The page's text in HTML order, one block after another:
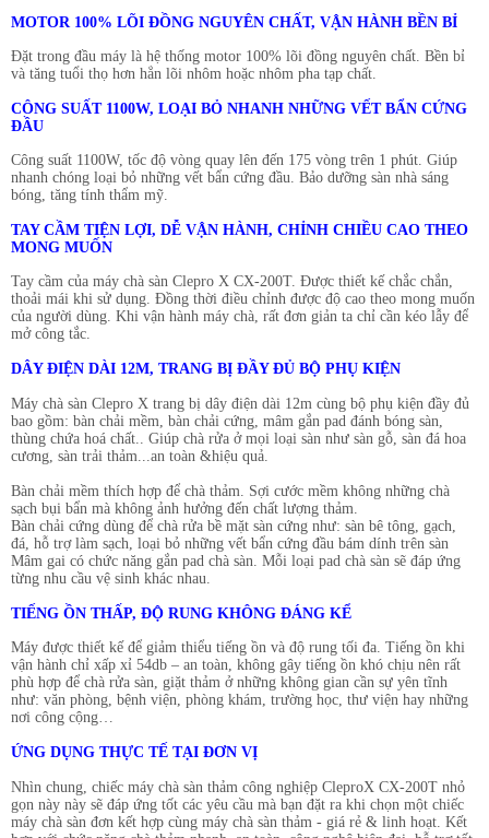
MOTOR 100% LÕI ĐỒNG NGUYÊN CHẤT, VẬN HÀNH BỀN BỈ
Đặt trong đầu máy là hệ thống motor 100% lõi đồng nguyên chất. Bền bỉ
và tăng tuổi thọ hơn hẳn lõi nhôm hoặc nhôm pha tạp chất.
CÔNG SUẤT 1100W, LOẠI BỎ NHANH NHỮNG VẾT BẨN CỨNG
ĐẦU
Công suất 1100W, tốc độ vòng quay lên đến 175 vòng trên 1 phút. Giúp
nhanh chóng loại bỏ những vết bẩn cứng đầu. Bảo dưỡng sàn nhà sáng
bóng, tăng tính thẩm mỹ.
TAY CẦM TIỆN LỢI, DỄ VẬN HÀNH, CHỈNH CHIỀU CAO THEO
MONG MUỐN
Tay cầm của máy chà sàn Clepro X CX-200T. Được thiết kế chắc chắn,
thoải mái khi sử dụng. Đồng thời điều chỉnh được độ cao theo mong muốn
của người dùng. Khi vận hành máy chà, rất đơn giản ta chỉ cần kéo lẫy để
mở công tắc.
DÂY ĐIỆN DÀI 12M, TRANG BỊ ĐẦY ĐỦ BỘ PHỤ KIỆN
Máy chà sàn Clepro X trang bị dây điện dài 12m cùng bộ phụ kiện đầy đủ
bao gồm: bàn chải mềm, bàn chải cứng, mâm gắn pad đánh bóng sàn,
thùng chứa hoá chất.. Giúp chà rửa ở mọi loại sàn như sàn gỗ, sàn đá hoa
cương, sàn trải thảm...an toàn &hiệu quả.
Bàn chải mềm thích hợp để chà thảm. Sợi cước mềm không những chà
sạch bụi bẩn mà không ảnh hưởng đến chất lượng thảm.
Bàn chải cứng dùng để chà rửa bề mặt sàn cứng như: sàn bê tông, gạch,
đá, hỗ trợ làm sạch, loại bỏ những vết bẩn cứng đầu bám dính trên sàn
Mâm gai có chức năng gắn pad chà sàn. Mỗi loại pad chà sàn sẽ đáp ứng
từng nhu cầu vệ sinh khác nhau.
TIẾNG ỒN THẤP, ĐỘ RUNG KHÔNG ĐÁNG KỂ
Máy được thiết kế để giảm thiểu tiếng ồn và độ rung tối đa. Tiếng ồn khi
vận hành chỉ xấp xỉ 54db – an toàn, không gây tiếng ồn khó chịu nên rất
phù hợp để chà rửa sàn, giặt thảm ở những không gian cần sự yên tĩnh
như: văn phòng, bệnh viện, phòng khám, trường học, thư viện hay những
nơi công cộng…
ỨNG DỤNG THỰC TẾ TẠI ĐƠN VỊ
Nhìn chung, chiếc máy chà sàn thảm công nghiệp CleproX CX-200T nhỏ
gọn này này sẽ đáp ứng tốt các yêu cầu mà bạn đặt ra khi chọn một chiếc
máy chà sàn đơn kết hợp cùng máy chà sàn thảm - giá rẻ & linh hoạt. Kết